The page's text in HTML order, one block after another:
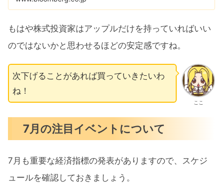
もはや株式投資家はアップルだけを持っていればいい
のではないかと思わせるほどの安定感ですね。
ここ
次下げることがあれば買っていきたいわ
ね！
7月の注目イベントについて
7月も重要な経済指標の発表がありますので、スケジ
ュールを確認しておきましょう。